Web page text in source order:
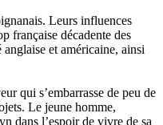
Leurs influences
française décadente des
et américaine, ainsi
qui s’embarrasse de peu de
Le jeune homme,
dans l’espoir de vivre de sa